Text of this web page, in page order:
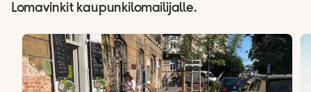
Lomavinkit kaupunkilomailijalle.